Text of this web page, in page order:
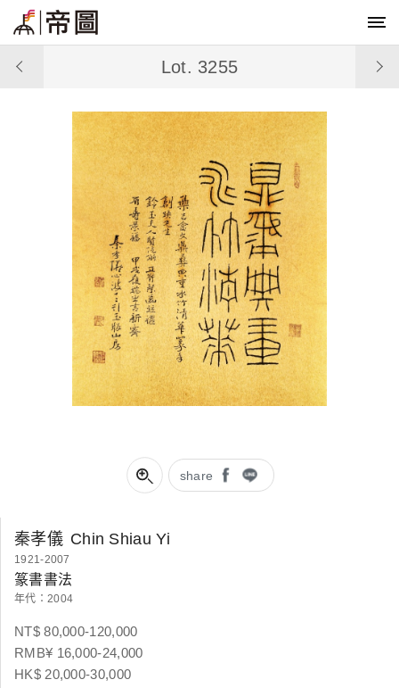
share
Lot. 3255
秦孝儀 Chin Shiau Yi
1921-2007
篆書書法
年代：2004
NT$ 80,000-120,000
RMB¥ 16,000-24,000
HK$ 20,000-30,000